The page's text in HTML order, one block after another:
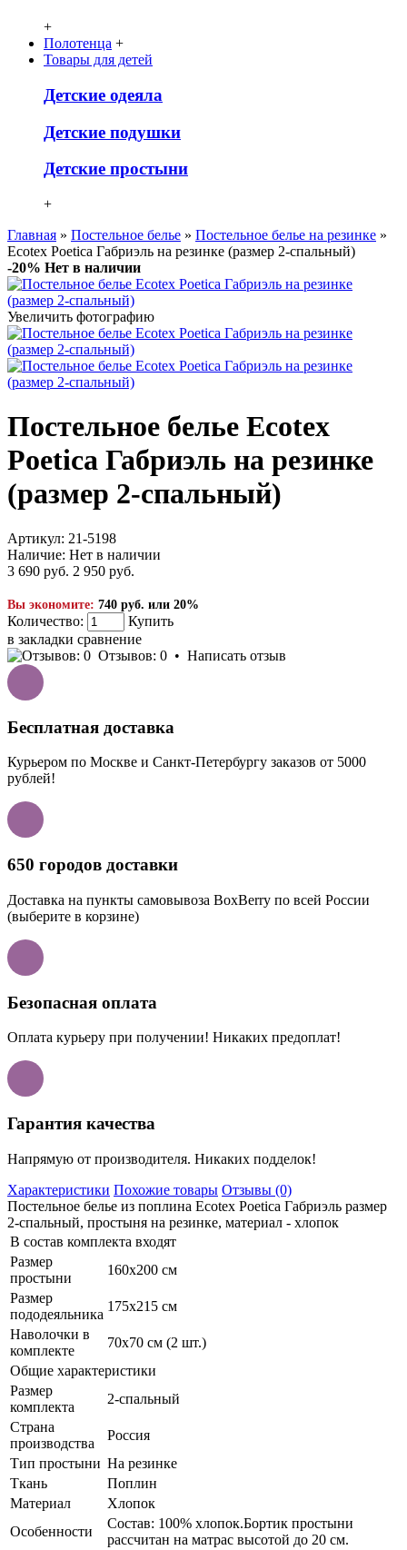
+
Полотенца +
Товары для детей
Детcкие одеяла
Детские подушки
Детские простыни
+
Главная » Постельное белье » Постельное белье на резинке »
Ecotex Poetica Габриэль на резинке (размер 2-спальный)
-20% Нет в наличии
Увеличить фотографию
Постельное белье Ecotex
Poetica Габриэль на резинке
(размер 2-спальный)
Артикул: 21-5198
Наличие: Нет в наличии
3 690 руб. 2 950 руб.
Вы экономите: 740 руб. или 20%
Количество:
Купить
в закладки сравнение
Отзывов: 0 • Написать отзыв
Бесплатная доставка
Курьером по Москве и Санкт-Петербургу заказов от 5000
рублей!
650 городов доставки
Доставка на пункты самовывоза BoxBerry по всей России
(выберите в корзине)
Безопасная оплата
Оплата курьеру при получении! Никаких предоплат!
Гарантия качества
Напрямую от производителя. Никаких подделок!
Характеристики Похожие товары Отзывы (0)
Постельное белье из поплина Ecotex Poetica Габриэль размер
2-спальный, простыня на резинке, материал - хлопок
В состав комплекта входят
Размер
простыни
160х200 см
Размер
пододеяльника
175х215 см
Наволочки в
комплекте
70х70 см (2 шт.)
Общие характеристики
Размер
комплекта
2-спальный
Страна
производства
Россия
Тип простыни На резинке
Ткань
Поплин
Материал
Хлопок
Особенности
Состав: 100% хлопок.Бортик простыни
рассчитан на матрас высотой до 20 см.